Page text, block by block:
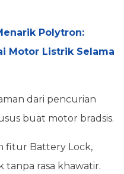
Polytron:
Motor Listrik Selama
dari pencurian
buat motor bradsis.
fitur Battery Lock,
tanpa rasa khawatir.